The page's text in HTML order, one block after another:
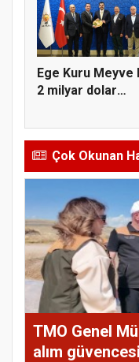
Ege Kuru Meyve
2 milyar dolar
Çok Okunan
TMO Genel
alım güvencesi